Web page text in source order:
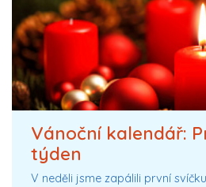
Vánoční kalendář:
týden
V neděli jsme zapálili první